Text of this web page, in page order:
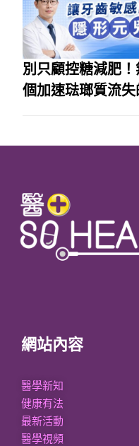
別只顧控糖減肥
個加速琺瑯質流
網站內容
醫學新知
健康有法
最新活動
醫學視頻